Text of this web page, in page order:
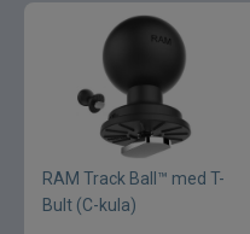
RAM Track Ball™ med T-
Bult (C-kula)